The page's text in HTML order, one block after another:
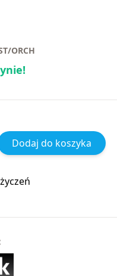
ORCH
Dodaj do koszyka